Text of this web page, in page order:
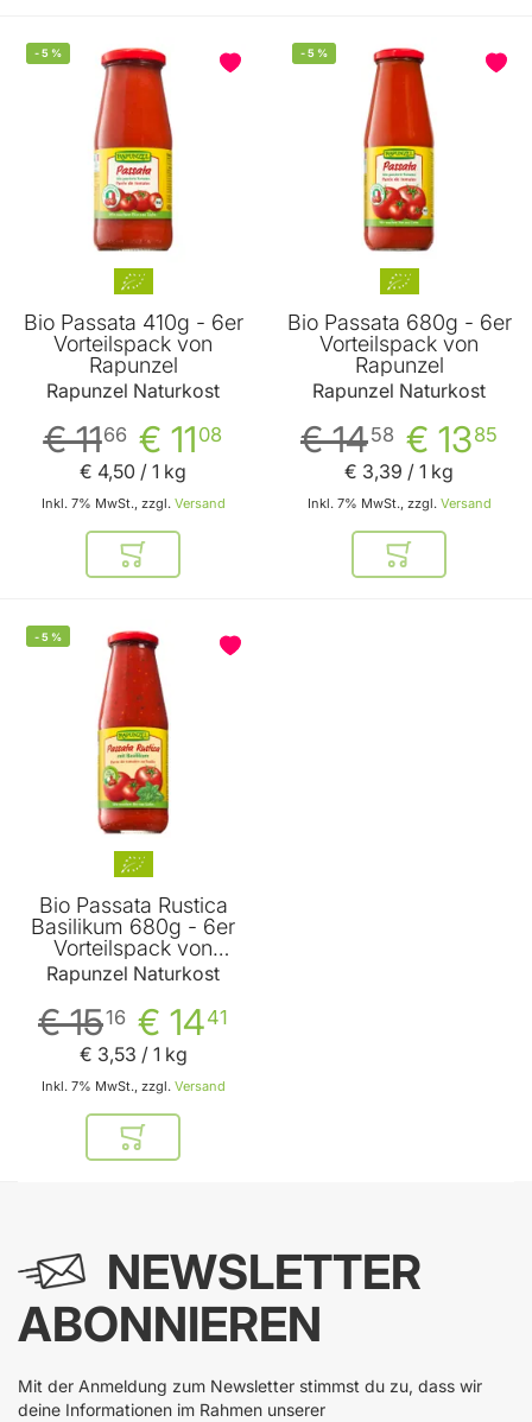
-5 %
Bio Passata 410g - 6er
Vorteilspack von
Rapunzel
Rapunzel Naturkost
€ 11 08
€ 1166
Inkl. 7% MwSt., zzgl. Versand
€ 4,50 / 1 kg
In den Warenkorb
-5 %
Bio Passata 680g - 6er
Vorteilspack von
Rapunzel
Rapunzel Naturkost
€ 1385
€ 1458
Inkl. 7% MwSt., zzgl. Versand
€ 3,39 / 1 kg
In den
-5 %
Bio Passata Rustica
Basilikum 680g - 6er
Vorteilspack von
Rapunzel
Rapunzel Naturkost
€ 1441
€ 1516
Inkl. 7% MwSt., zzgl. Versand
€ 3,53 / 1 kg
In den Warenkorb
NEWSLETTER
ABONNIEREN
Mit der Anmeldung zum Newsletter stimmst du zu, dass wir
deine Informationen im Rahmen unserer